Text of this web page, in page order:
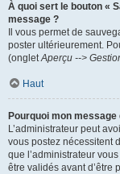
À quoi sert le bouton «
message ?
Il vous permet de
poster ultérieurement.
(ongletAperçu -->
Haut
Pourquoi mon
L’administrateur peut
vous postez nécessitent
que l’administrateur
être validés avant d’être